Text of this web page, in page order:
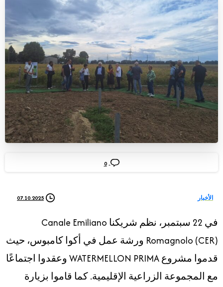
0
الأخبار 07.10.2025
في 22 سبتمبر، نظم شريكنا Canale Emiliano
Romagnolo (CER) ورشة عمل في أكوا كامبوس، حيث
قدموا مشروع WATERMELLON PRIMA وعقدوا اجتماعًا
مع المجموعة الزراعية الإقليمية. كما قاموا بزيارة